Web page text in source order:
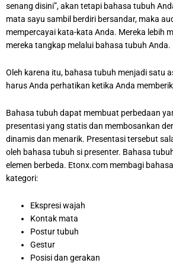
senang disini”, akan tetapi bahasa tubuh
mata sayu sambil berdiri bersandar, maka
mempercayai kata-kata Anda. Mereka lebih
mereka tangkap melalui bahasa tubuh Anda.
Oleh karena itu, bahasa tubuh menjadi satu
harus Anda perhatikan ketika Anda
Bahasa tubuh dapat membuat perbedaan
presentasi yang statis dan membosankan
dinamis dan menarik. Presentasi tersebut
oleh bahasa tubuh si presenter. Bahasa
elemen berbeda. Etonx.com membagi
kategori:
Ekspresi wajah
Kontak mata
Postur tubuh
Gestur
Posisi dan gerakan